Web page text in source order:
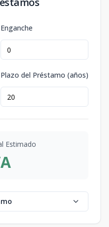
Enganche
Plazo del Préstamo (años)
Estimado